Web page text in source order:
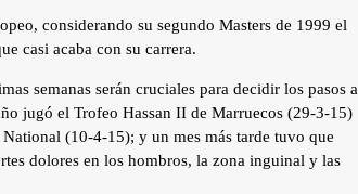
considerando su segundo Masters de 1999 el
casi acaba con su carrera.
semanas serán cruciales para decidir los pasos a
jugó el Trofeo Hassan II de Marruecos (29-3-15)
(10-4-15); y un mes más tarde tuvo que
dolores en los hombros, la zona inguinal y las